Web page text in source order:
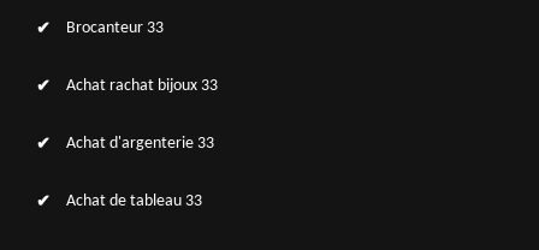
Brocanteur 33
Achat rachat bijoux 33
Achat d'argenterie 33
Achat de tableau 33